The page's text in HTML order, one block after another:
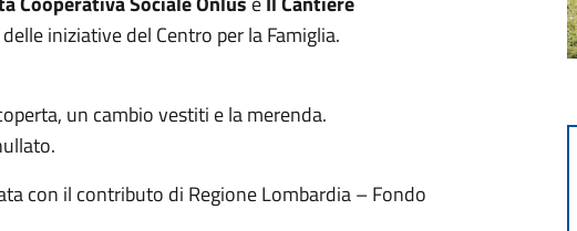
iniziative del Centro per la Famiglia.
un cambio vestiti e la merenda.
con il contributo di Regione Lombardia – Fondo